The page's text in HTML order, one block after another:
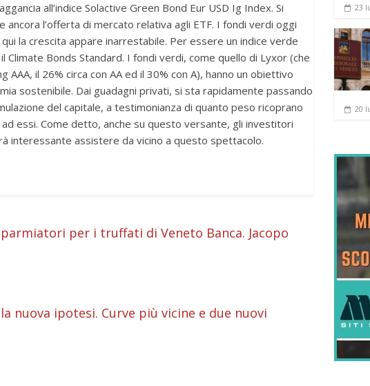
all’indice Solactive Green Bond Eur USD Ig Index. Si
l’offerta di mercato relativa agli ETF. I fondi verdi oggi
la crescita appare inarrestabile. Per essere un indice verde
Bonds Standard. I fondi verdi, come quello di Lyxor (che
il 26% circa con AA ed il 30% con A), hanno un obiettivo
sostenibile. Dai guadagni privati, si sta rapidamente passando
del capitale, a testimonianza di quanto peso ricoprano
essi. Come detto, anche su questo versante, gli investitori
interessante assistere da vicino a questo spettacolo.
per i truffati di Veneto Banca. Jacopo
nuova ipotesi. Curve più vicine e due nuovi
23
20